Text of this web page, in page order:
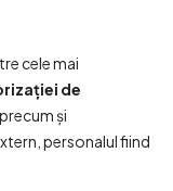
cele mai
de
, precum și
personalul fiind